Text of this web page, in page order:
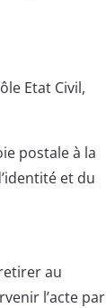
Etat Civil,
postale à la
et du
au
l’acte par